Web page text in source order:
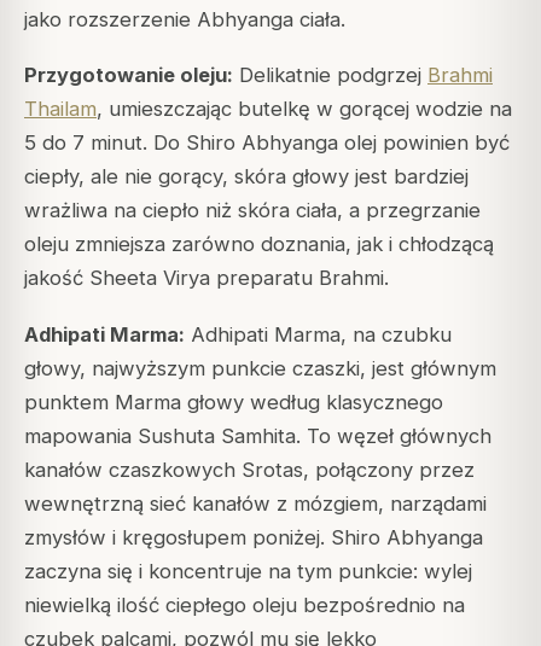
jako rozszerzenie Abhyanga ciała.
Przygotowanie oleju: Delikatnie podgrzej Brahmi
Thailam, umieszczając butelkę w gorącej wodzie na
5 do 7 minut. Do Shiro Abhyanga olej powinien być
ciepły, ale nie gorący, skóra głowy jest bardziej
wrażliwa na ciepło niż skóra ciała, a przegrzanie
oleju zmniejsza zarówno doznania, jak i chłodzącą
jakość Sheeta Virya preparatu Brahmi.
Adhipati Marma: Adhipati Marma, na czubku
głowy, najwyższym punkcie czaszki, jest głównym
punktem Marma głowy według klasycznego
mapowania Sushuta Samhita. To węzeł głównych
kanałów czaszkowych Srotas, połączony przez
wewnętrzną sieć kanałów z mózgiem, narządami
zmysłów i kręgosłupem poniżej. Shiro Abhyanga
zaczyna się i koncentruje na tym punkcie: wylej
niewielką ilość ciepłego oleju bezpośrednio na
czubek palcami, pozwól mu się lekko